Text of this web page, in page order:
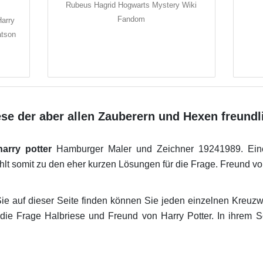
Rubeus Hagrid Hogwarts Mystery Wiki
Fandom
der aber allen Zauberern und Hexen
potter Hamburger Maler und Zeichner 19241989.
somit zu den eher kurzen Lösungen für die Frage. Freund
auf dieser Seite finden können Sie jeden einzelnen
Frage Halbriese und Freund von Harry Potter. In ihrem